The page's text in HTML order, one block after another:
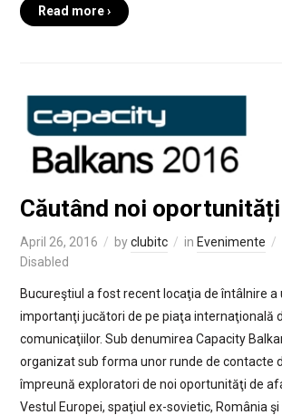
Read more ›
Căutând noi oportunități
April 26, 2016 byclubitc in Evenimente
Disabled
Bucureştiul a fost recent locaţia de întâlnire a
importanţi jucători de pe piaţa internaţională
comunicaţiilor. Sub denumirea Capacity
organizat sub forma unor runde de contacte
împreună exploratori de noi oportunităţi de
Vestul Europei, spaţiul ex-sovietic, România